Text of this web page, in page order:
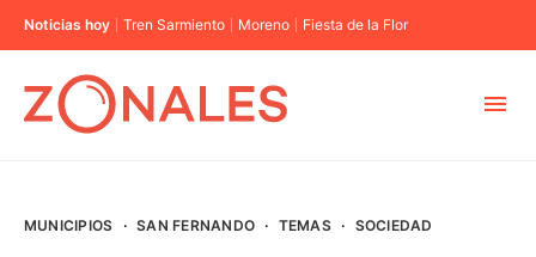
Noticias hoy Tren Sarmiento Moreno Fiesta de la Flor
MUNICIPIOS · SAN FERNANDO · TEMAS · SOCIEDAD